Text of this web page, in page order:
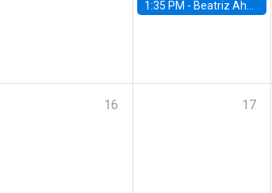
1:35 PM - Beatriz Ahumada, PhD candidate, Universidad de Pittsburgh
16 17